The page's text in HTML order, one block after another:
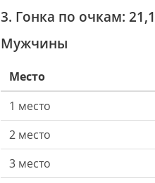
3. Гонка по очкам:
Мужчины
Место
1 место
2 место
3 место